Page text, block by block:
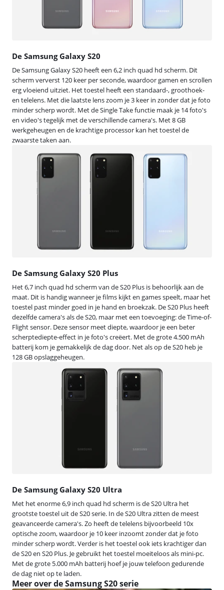
De Samsung Galaxy S20
De Samsung Galaxy S20 heeft een 6,2 inch quad hd scherm. Dit
scherm ververst 120 keer per seconde, waardoor gamen en scrollen
erg vloeiend uitziet. Het toestel heeft een standaard-, groothoek-
en telelens. Met die laatste lens zoom je 3 keer in zonder dat je foto
minder scherp wordt. Met de Single Take functie maak je 14 foto's
en video's tegelijk met de verschillende camera's. Met 8 GB
werkgeheugen en de krachtige processor kan het toestel de
zwaarste taken aan.
De Samsung Galaxy S20 Plus
Het 6,7 inch quad hd scherm van de S20 Plus is behoorlijk aan de
maat. Dit is handig wanneer je films kijkt en games speelt, maar het
toestel past minder goed in je hand en broekzak. De S20 Plus heeft
dezelfde camera's als de S20, maar met een toevoeging: de Time-of-
Flight sensor. Deze sensor meet diepte, waardoor je een beter
scherptediepte-effect in je foto's creëert. Met de grote 4.500 mAh
batterij kom je gemakkelijk de dag door. Net als op de S20 heb je
128 GB opslaggeheugen.
De Samsung Galaxy S20 Ultra
Met het enorme 6,9 inch quad hd scherm is de S20 Ultra het
grootste toestel uit de S20 serie. In de S20 Ultra zitten de meest
geavanceerde camera's. Zo heeft de telelens bijvoorbeeld 10x
optische zoom, waardoor je 10 keer inzoomt zonder dat je foto
minder scherp wordt. Verder is het toestel ook iets krachtiger dan
de S20 en S20 Plus. Je gebruikt het toestel moeiteloos als mini-pc.
Met de grote 5.000 mAh batterij hoef je jouw telefoon gedurende
de dag niet op te laden.
Meer over de Samsung S20 serie